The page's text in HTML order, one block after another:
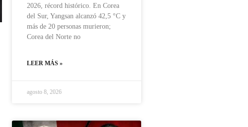
2026, récord histórico. En Corea
del Sur, Yangsan alcanzó 42,5 °C y
más de 20 personas murieron;
Corea del Norte no
LEER MÁS »
agosto 8, 2026